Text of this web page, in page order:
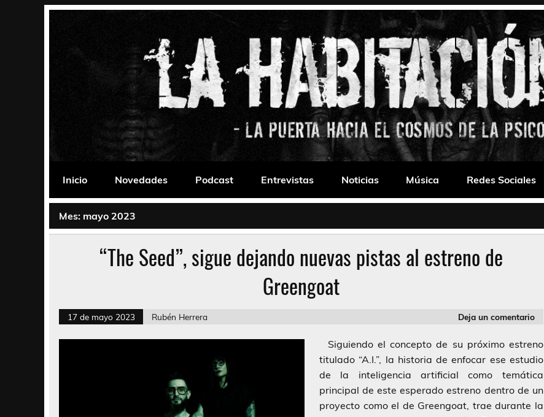
La Habitación 235
Inicio
Novedades Podcast Entrevistas Noticias Música Redes Sociales
Mes: mayo 2023
“The Seed”, sigue dejando nuevas pistas al estreno de
Greengoat
17 de mayo 2023 Rubén Herrera Deja un comentario
Siguiendo el concepto de su próximo estreno
titulado “A.I.”, la historia de enfocar ese estudio
de la inteligencia artificial como temática
principal de este esperado estreno dentro de un
proyecto como el de Greengoat, trae durante la